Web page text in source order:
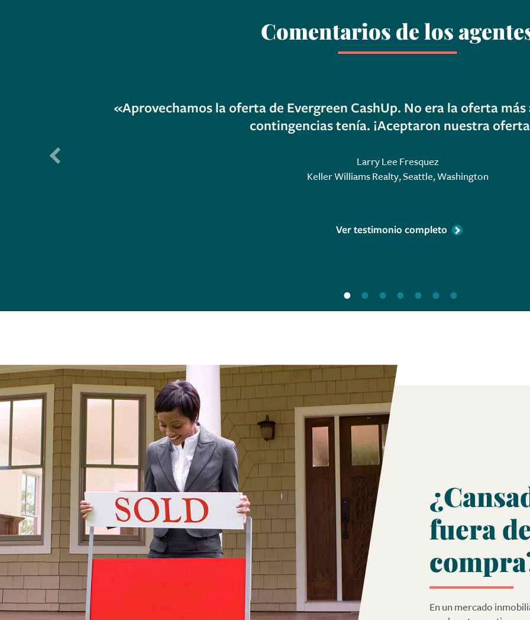
Comentarios de los
«Aprovechamos la oferta de Evergreen CashUp. No era la oferta
contingencias tenía. ¡Aceptaron nuestra
Larry Lee Fresquez
Keller Williams Realty, Seattle, Washington
Ver testimonio completo
fuera
En un mercado